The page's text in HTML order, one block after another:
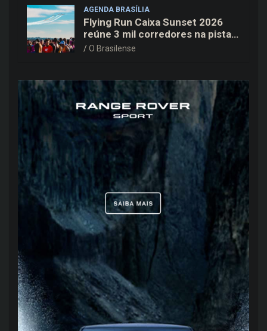
AGENDA BRASÍLIA
Flying Run Caixa Sunset 2026
reúne 3 mil corredores na pista
do Aeroporto de Brasília neste
O Brasilense